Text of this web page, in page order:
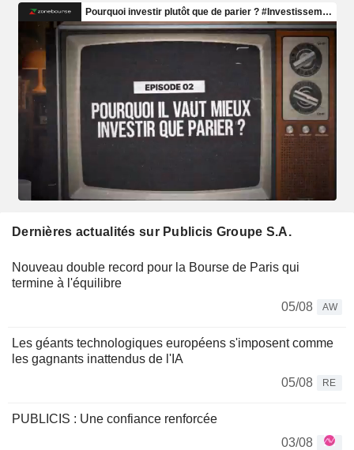
Dernières actualités sur Publicis Groupe S.A.
Nouveau double record pour la Bourse de Paris qui
termine à l'équilibre
05/08
AW
Les géants technologiques européens s'imposent comme
les gagnants inattendus de l'IA
05/08
RE
PUBLICIS : Une confiance renforcée
03/08